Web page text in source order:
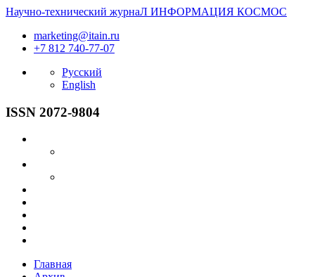
Научно-технический журнаЛ ИНФОРМАЦИЯ КОСМОС
marketing@itain.ru
+7 812 740-77-07
Русский
English
ISSN 2072-9804
Главная